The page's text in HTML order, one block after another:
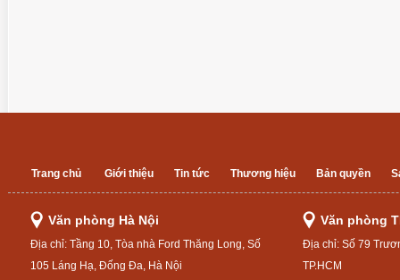
Trang chủ Giới thiệu Tin tức Thương hiệu Bản quyền
Văn phòng Hà Nội
Địa chỉ: Tầng 10, Tòa nhà Ford Thăng Long, Số
105 Láng Hạ, Đống Đa, Hà Nội
Văn phòng
Địa chỉ: Số 79
TP.HCM